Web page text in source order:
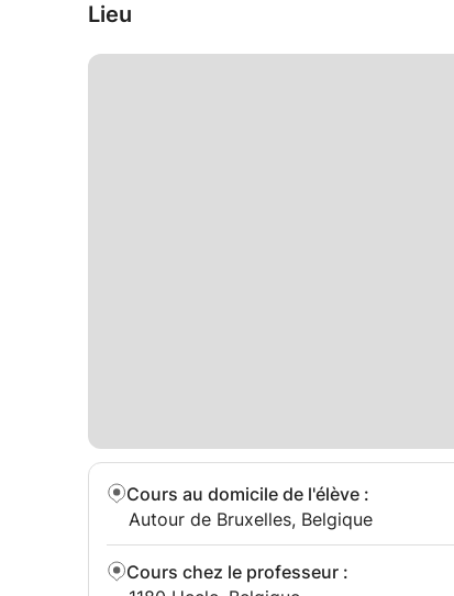
- Native Spanish teacher.
- Looking forward to learning by teaching.
Lieu
Cours au domicile de l'élève :
Autour de Bruxelles, Belgique
Cours chez le professeur :